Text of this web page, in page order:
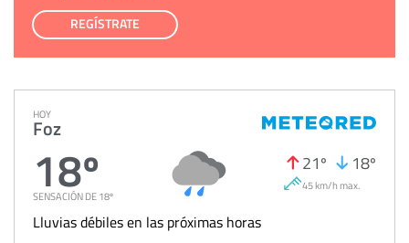
REGÍSTRATE
HOY
Foz
18º
SENSACIÓN DE 18º
21º 18º
45 km/h max.
Lluvias débiles en las próximas horas